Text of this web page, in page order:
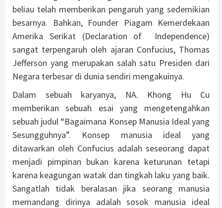
beliau telah memberikan pengaruh yang sedemikian
besarnya. Bahkan, Founder Piagam Kemerdekaan
Amerika Serikat (Declaration of Independence)
sangat terpengaruh oleh ajaran Confucius, Thomas
Jefferson yang merupakan salah satu Presiden dari
Negara terbesar di dunia sendiri mengakuinya.
Dalam sebuah karyanya, NA. Khong Hu Cu
memberikan sebuah esai yang mengetengahkan
sebuah judul “Bagaimana Konsep Manusia Ideal yang
Sesungguhnya”. Konsep manusia ideal yang
ditawarkan oleh Confucius adalah seseorang dapat
menjadi pimpinan bukan karena keturunan tetapi
karena keagungan watak dan tingkah laku yang baik.
Sangatlah tidak beralasan jika seorang manusia
memandang dirinya adalah sosok manusia ideal